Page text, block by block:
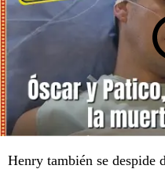
Henry también se despide